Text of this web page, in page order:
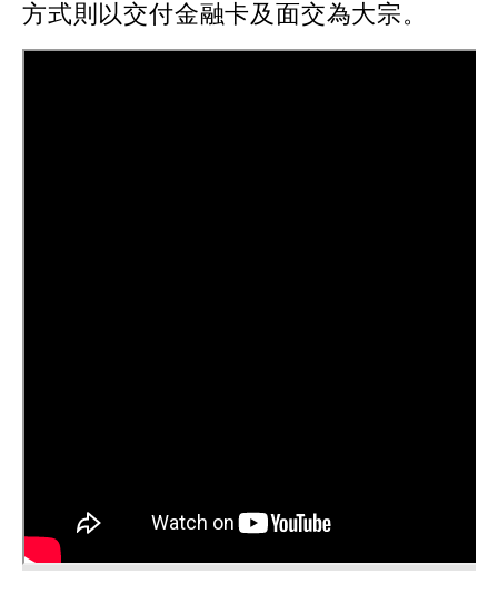
方式則以交付金融卡及面交為大宗。